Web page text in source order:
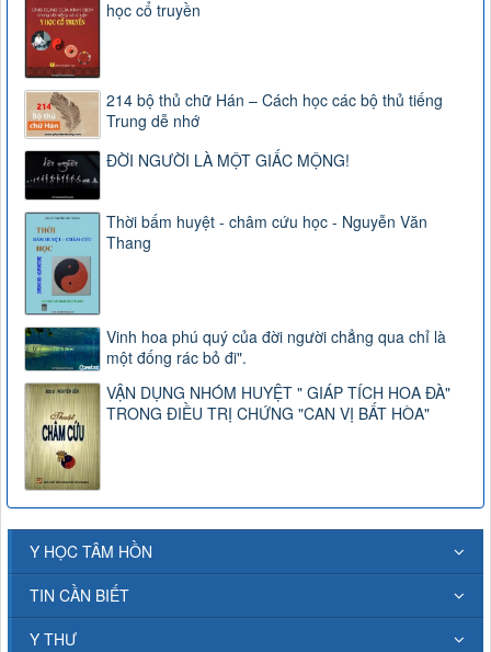
học cổ truyền
214 bộ thủ chữ Hán – Cách học các bộ thủ tiếng
Trung dễ nhớ
ĐỜI NGƯỜI LÀ MỘT GIẤC MỘNG!
Thời bấm huyệt - châm cứu học - Nguyễn Văn
Thang
Vinh hoa phú quý của đời người chẳng qua chỉ là
một đống rác bỏ đi".
VẬN DỤNG NHÓM HUYỆT " GIÁP TÍCH HOA ĐÀ"
TRONG ĐIỀU TRỊ CHỨNG "CAN VỊ BẤT HÒA"
Y HỌC TÂM HỒN
TIN CẦN BIẾT
Y THƯ